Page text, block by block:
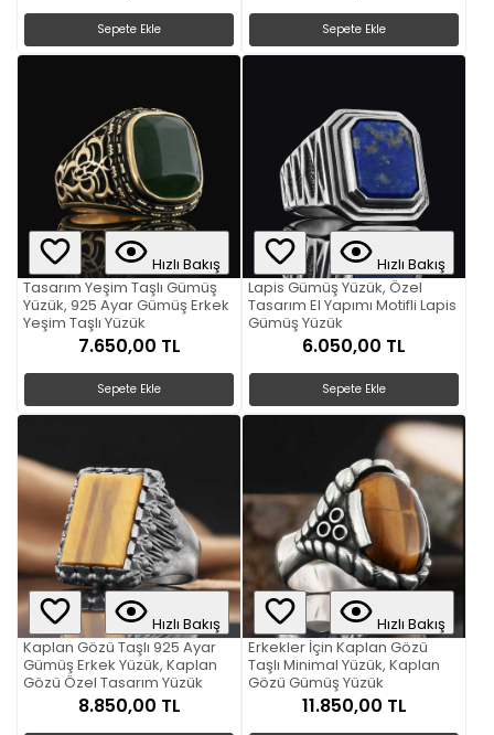
Sepete Ekle Sepete Ekle
Hızlı Bakış
Tasarım Yeşim Taşlı Gümüş
Yüzük, 925 Ayar Gümüş Erkek
Yeşim Taşlı Yüzük
7.650,00 TL
Sepete Ekle
Hızlı Bakış
Lapis Gümüş Yüzük, Özel
Tasarım El Yapımı Motifli Lapis
Gümüş Yüzük
6.050,00 TL
Sepete Ekle
Hızlı Bakış
Kaplan Gözü Taşlı 925 Ayar
Gümüş Erkek Yüzük, Kaplan
Gözü Özel Tasarım Yüzük
8.850,00 TL
Hızlı Bakış
Erkekler İçin Kaplan Gözü
Taşlı Minimal Yüzük, Kaplan
Gözü Gümüş Yüzük
11.850,00 TL